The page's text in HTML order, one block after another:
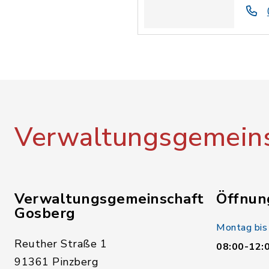
Verwaltungsgemeinschaft
Gosberg
Reuther Straße 1
91361 Pinzberg
Montag
08:00-